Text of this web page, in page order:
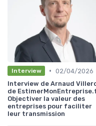
Interview • 02/04/2026
Interview de Arnaud
de
Objectiver la valeur des
entreprises pour faciliter
leur transmission